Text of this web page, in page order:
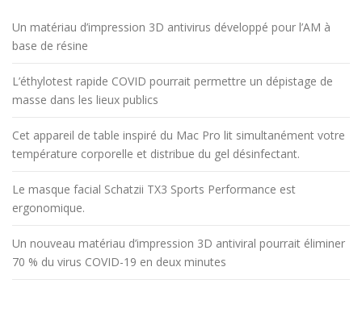
Un matériau d’impression 3D antivirus développé pour l’AM à
base de résine
L’éthylotest rapide COVID pourrait permettre un dépistage de
masse dans les lieux publics
Cet appareil de table inspiré du Mac Pro lit simultanément votre
température corporelle et distribue du gel désinfectant.
Le masque facial Schatzii TX3 Sports Performance est
ergonomique.
Un nouveau matériau d’impression 3D antiviral pourrait éliminer
70 % du virus COVID-19 en deux minutes